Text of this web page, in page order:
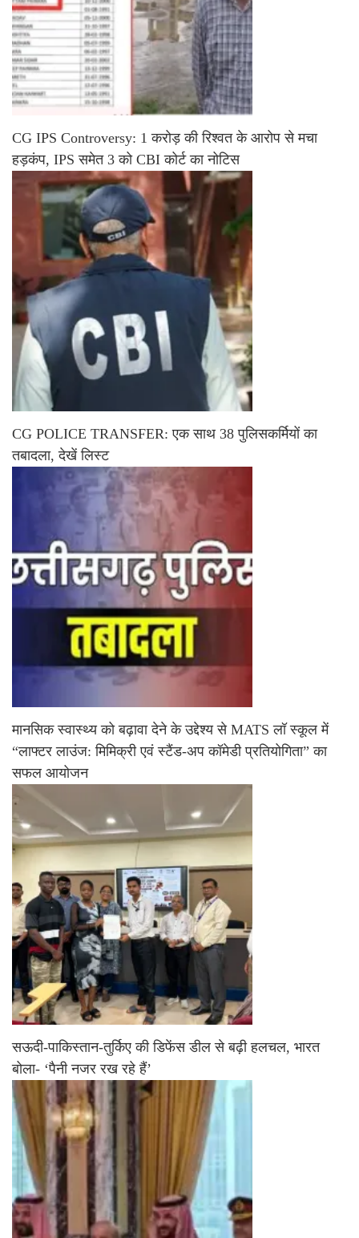
CG IPS Controversy: 1 करोड़ की रिश्वत के आरोप से मचा
हड़कंप, IPS समेत 3 को CBI कोर्ट का नोटिस
CG POLICE TRANSFER: एक साथ 38 पुलिसकर्मियों का
तबादला, देखें लिस्ट
मानसिक स्वास्थ्य को बढ़ावा देने के उद्देश्य से MATS लॉ स्कूल में
“लाफ्टर लाउंज: मिमिक्री एवं स्टैंड-अप कॉमेडी प्रतियोगिता” का
सफल आयोजन
सऊदी-पाकिस्तान-तुर्किए की डिफेंस डील से बढ़ी हलचल, भारत
बोला- ‘पैनी नजर रख रहे हैं’